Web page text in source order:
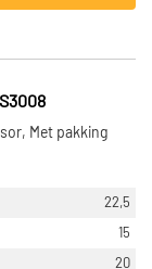
Met pakking
22,5
15
20